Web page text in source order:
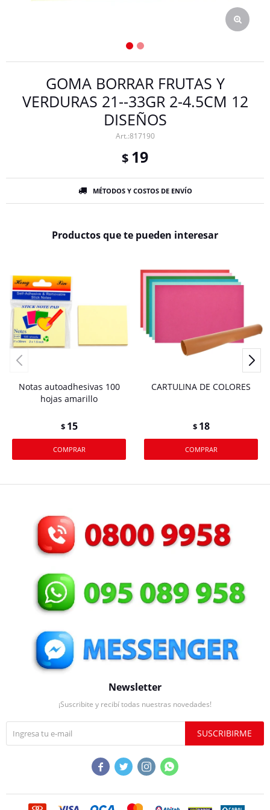
GOMA BORRAR FRUTAS Y
VERDURAS 21--33GR 2-4.5CM 12
DISEÑOS
817190
$ 19
MÉTODOS Y COSTOS DE ENVÍO
Productos que te pueden interesar
Notas autoadhesivas 100
hojas amarillo
$ 15
CARTULINA DE COLORES
$ 18
Newsletter
¡Suscribite y recibí todas nuestras novedades!
SUSCRIBIRME
   